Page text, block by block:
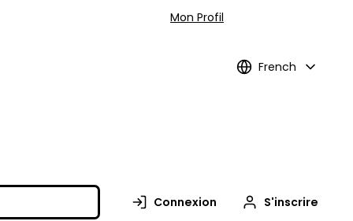
Mon Profil
French
Connexion S'inscrire